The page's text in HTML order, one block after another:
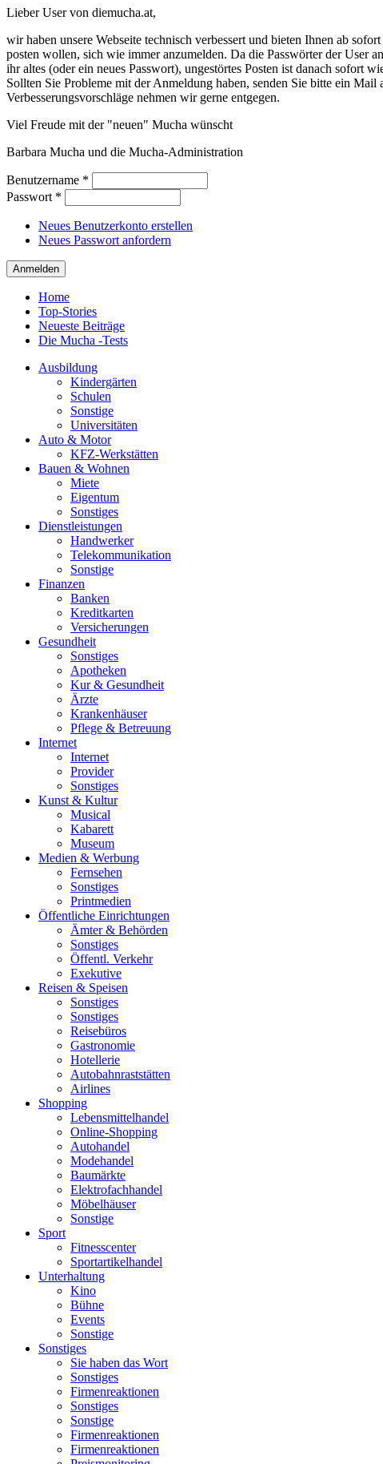
Lieber User von diemucha.at,
wir haben unsere Webseite technisch verbessert und bieten Ihnen ab
posten wollen, sich wie immer anzumelden. Da die Passwörter der User
ihr altes (oder ein neues Passwort), ungestörtes Posten ist danach sofort
Sollten Sie Probleme mit der Anmeldung haben, senden Sie bitte ein
Verbesserungsvorschläge nehmen wir gerne entgegen.
Viel Freude mit der "neuen" Mucha wünscht
Barbara Mucha und die Mucha-Administration
Benutzername *
Passwort *
Neues Benutzerkonto erstellen
Neues Passwort anfordern
Home
Top-Stories
Neueste Beiträge
Die Mucha -Tests
Ausbildung
Kindergärten
Schulen
Sonstige
Universitäten
Auto & Motor
KFZ-Werkstätten
Bauen & Wohnen
Miete
Eigentum
Sonstiges
Dienstleistungen
Handwerker
Telekommunikation
Sonstige
Finanzen
Banken
Kreditkarten
Versicherungen
Gesundheit
Sonstiges
Apotheken
Kur & Gesundheit
Ärzte
Krankenhäuser
Pflege & Betreuung
Internet
Internet
Provider
Sonstiges
Kunst & Kultur
Musical
Kabarett
Museum
Medien & Werbung
Fernsehen
Sonstiges
Printmedien
Öffentliche Einrichtungen
Ämter & Behörden
Sonstiges
Öffentl. Verkehr
Exekutive
Reisen & Speisen
Sonstiges
Sonstiges
Reisebüros
Gastronomie
Hotellerie
Autobahnraststätten
Airlines
Shopping
Lebensmittelhandel
Online-Shopping
Autohandel
Modehandel
Baumärkte
Elektrofachhandel
Möbelhäuser
Sonstige
Sport
Fitnesscenter
Sportartikelhandel
Unterhaltung
Kino
Bühne
Events
Sonstige
Sonstiges
Sie haben das Wort
Sonstiges
Firmenreaktionen
Sonstiges
Sonstige
Firmenreaktionen
Firmenreaktionen